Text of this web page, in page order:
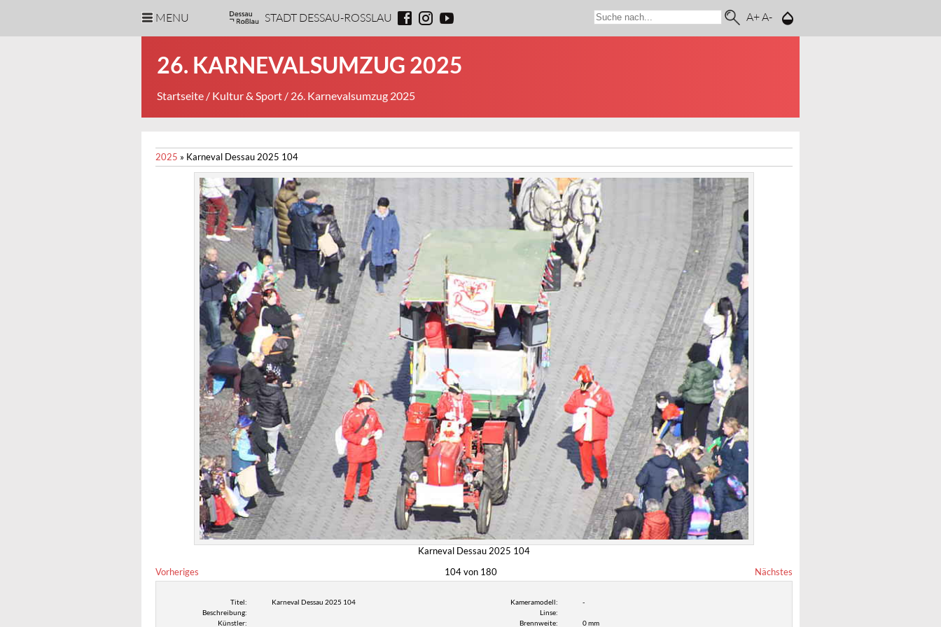
MENU STADT DESSAU-ROSSLAU A+A-
26. KARNEVALSUMZUG 2025
Startseite / Kultur & Sport / 26. Karnevalsumzug 2025
2025 » Karneval Dessau 2025 104
Karneval Dessau 2025 104
Vorheriges
104 von 180 Nächstes
Titel:
Karneval Dessau 2025 104
Beschreibung:
Künstler:
Kameramodell:
-
Linse:
Brennweite:
0 mm